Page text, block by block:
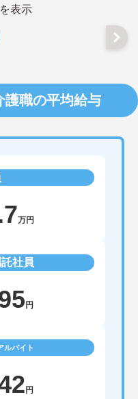
表示
護職の平均給与
万円
社員
円
ルバイト
円